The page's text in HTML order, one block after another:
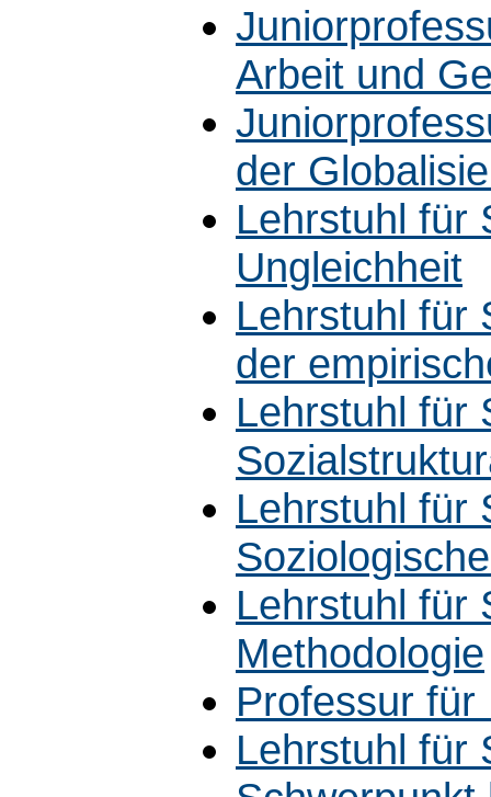
Arbeit und
der
Lehrstuhl für
Ungleichheit
Lehrstuhl für
der
Lehrstuhl für
Lehrstuhl für
Lehrstuhl für
Methodologie
Professur
Lehrstuhl für